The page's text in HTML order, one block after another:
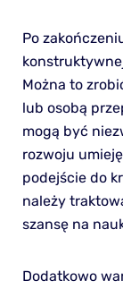
Po
Można to
lub osobą
mogą być
rozwoju
podejście do
należy
szansę na
Dodatkowo